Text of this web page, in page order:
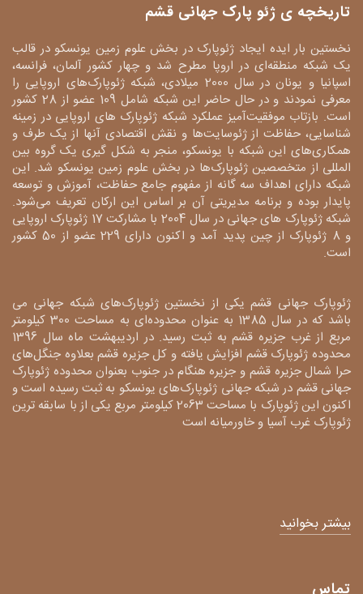
تاریخچه ی ژئو پارک جهانی قشم
نخستین بار ایده ایجاد ژئوپارک در بخش علوم زمین یونسکو در قالب
یک شبکه منطقه‌ای در اروپا مطرح شد و چهار کشور آلمان، فرانسه،
اسپانیا و یونان در سال 2000 میلادی، شبکه ژئوپارک‌های اروپایی را
معرفی نمودند و در حال حاضر این شبکه شامل 109 عضو از 28 کشور
است. بازتاب موفقیت‌آمیز عملکرد شبکه ژئوپارک های اروپایی در زمینه
شناسایی، حفاظت از ژئوسایت‌ها و نقش اقتصادی آنها از یک طرف و
همکاری‌های این شبکه با یونسکو، منجر به شکل گیری یک گروه بین
المللی از متخصصین ژئوپارک‌ها در بخش علوم زمین یونسکو شد. این
شبکه دارای اهداف سه گانه از مفهوم جامع حفاظت، آموزش و توسعه
پایدار بوده و برنامه مدیریتی آن بر اساس این ارکان تعریف می‌شود.
شبکه ژئوپارک های جهانی در سال 2004 با مشارکت 17 ژئوپارک اروپایی
و 8 ژئوپارک از چین پدید آمد و اکنون دارای 229 عضو از 50 کشور
است.
ژئوپارک جهانی قشم یکی از نخستین ژئوپارک‌های شبکه جهانی می
باشد که در سال 1385 به عنوان محدوده‌ای به مساحت 300 کیلومتر
مربع از غرب جزیره قشم به ثبت رسید. در اردیبهشت ماه سال 1396
محدوده ژئوپارک قشم افزایش یافته و کل جزیره قشم بعلاوه جنگل‌های
حرا شمال جزیره قشم و جزیره هنگام در جنوب بعنوان محدوده ژئوپارک
جهانی قشم در شبکه جهانی ژئوپارک‌های یونسکو به ثبت رسیده است و
اکنون این ژئوپارک با مساحت 2063 کیلومتر مربع یکی از با سابقه ترین
ژئوپارک غرب آسیا و خاورمیانه است
بیشتر بخوانید